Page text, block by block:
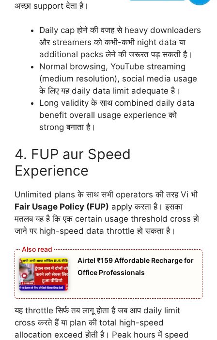
अच्छा support देता है।
Daily cap होने की वजह से heavy downloaders
और streamers को कभी-कभी night data या
additional packs लेने की जरूरत पड़ सकती है।
Normal browsing, YouTube streaming
(medium resolution), social media usage
के लिए यह daily data limit adequate है।
Long validity के साथ combined daily data
benefit overall usage experience को
strong बनाता है।
4. FUP aur Speed
Experience
Unlimited plans के साथ सभी operators की तरह Vi भी
Fair Usage Policy (FUP) apply करता है। इसका
मतलब यह है कि एक certain usage threshold cross हो
जाने पर high-speed data throttle हो सकता है।
Airtel ₹159 Affordable Recharge for
Office Professionals
यह throttle सिर्फ तब लागू होता है जब आप daily limit
cross करते हैं या plan की total high-speed
allocation exceed होती है। Peak hours में speed